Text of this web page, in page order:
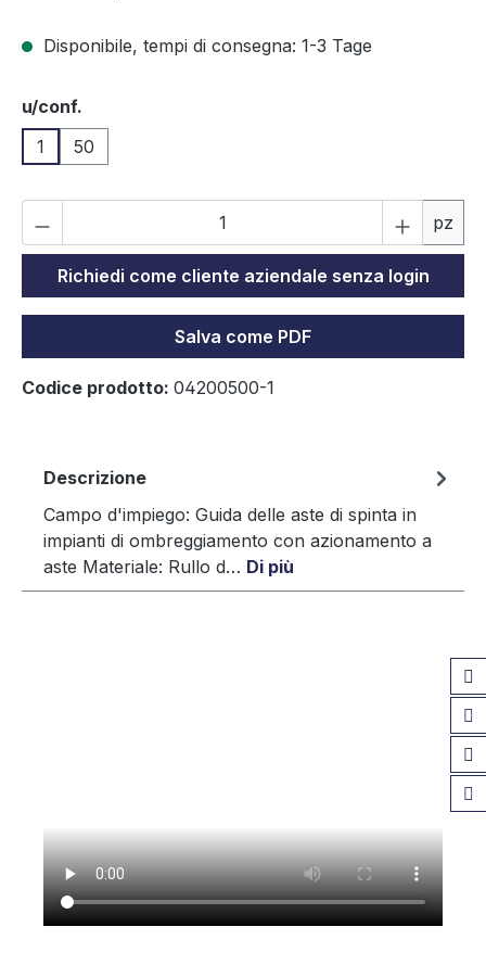
Disponibile, tempi di consegna: 1-3 Tage
Seleziona
u/conf.
1
50
pz
Richiedi come cliente aziendale senza login
Salva come PDF
Codice prodotto: 04200500-1
Descrizione
Campo d'impiego: Guida delle aste di spinta in
impianti di ombreggiamento con azionamento a
aste Materiale: Rullo d… Di più